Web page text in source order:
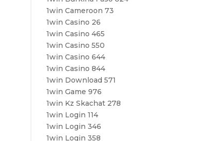
1win Cameroon 73
1win Casino 26
1win Casino 465
1win Casino 550
1win Casino 644
1win Casino 844
1win Download 571
1win Game 976
1win Kz Skachat 278
1win Login 114
1win Login 346
1win Login 358